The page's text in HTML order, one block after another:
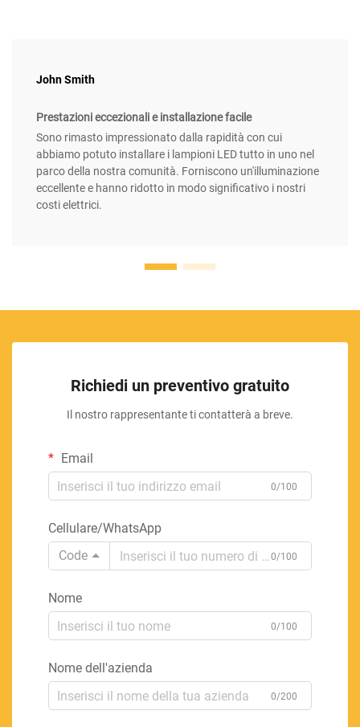
John Smith
Prestazioni eccezionali e installazione facile
Sono rimasto impressionato dalla rapidità con cui
abbiamo potuto installare i lampioni LED tutto in uno nel
parco della nostra comunità. Forniscono un'illuminazione
eccellente e hanno ridotto in modo significativo i nostri
costi elettrici.
Richiedi un preventivo gratuito
Il nostro rappresentante ti contatterà a breve.
Email
0/100
Cellulare/WhatsApp
Code
0/100
Nome
0/100
Nome dell'azienda
0/200